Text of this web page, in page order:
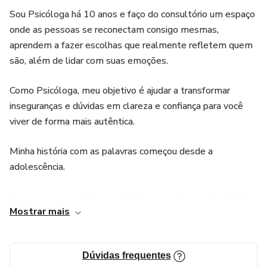
• quer construir uma nova perspectiva de seus valores e
necessidades
• quer se livrar de aprovações externas e se colocar como
• quer romper padrões familiares
consultório e apaixonada por ajudar mulheres a se sentirem
mais seguras e realizadas, este livro não traz teorias vazias
70 páginas divididas em 15 capítulos
Sou Psicóloga há 10 anos e faço do consultório um espaço
onde as pessoas se reconectam consigo mesmas,
aprendem a fazer escolhas que realmente refletem quem
são, além de lidar com suas emoções.
Como Psicóloga, meu objetivo é ajudar a transformar
inseguranças e dúvidas em clareza e confiança para você
viver de forma mais autêntica.
Minha história com as palavras começou desde a
adolescência.
organizar meus pensamentos.
E talvez por isso tenha sido tão natural transformar minhas
reflexões em algo que pudesse chegar até você.
Mostrar mais
Dúvidas frequentes